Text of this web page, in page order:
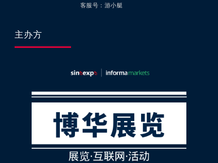
客服号：游小艇
主办方